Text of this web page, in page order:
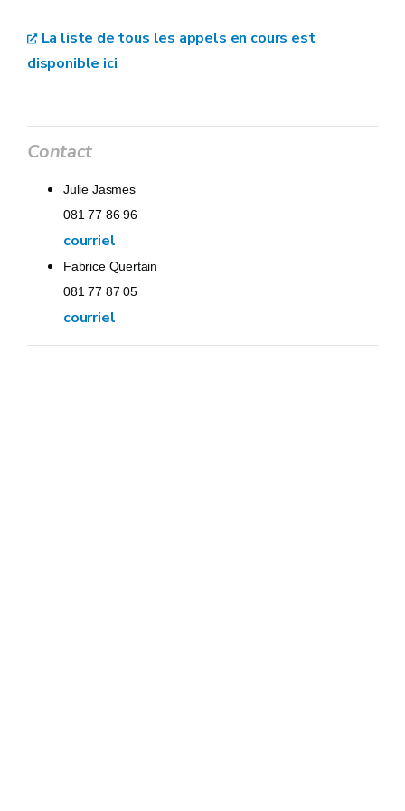
La liste de tous les appels en cours est
disponible ici.
Contact
Julie Jasmes
081 77 86 96
courriel
Fabrice Quertain
081 77 87 05
courriel